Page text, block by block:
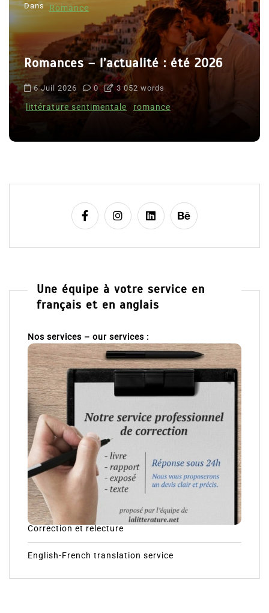
Dans Romance
Romances – l’actualité : été 2026
6 Juil 2026 0 3 052 words
littérature sentimentale romance
Une équipe à votre service en
français et en anglais
Nos services – our services :
Correction et relecture
English-French translation service